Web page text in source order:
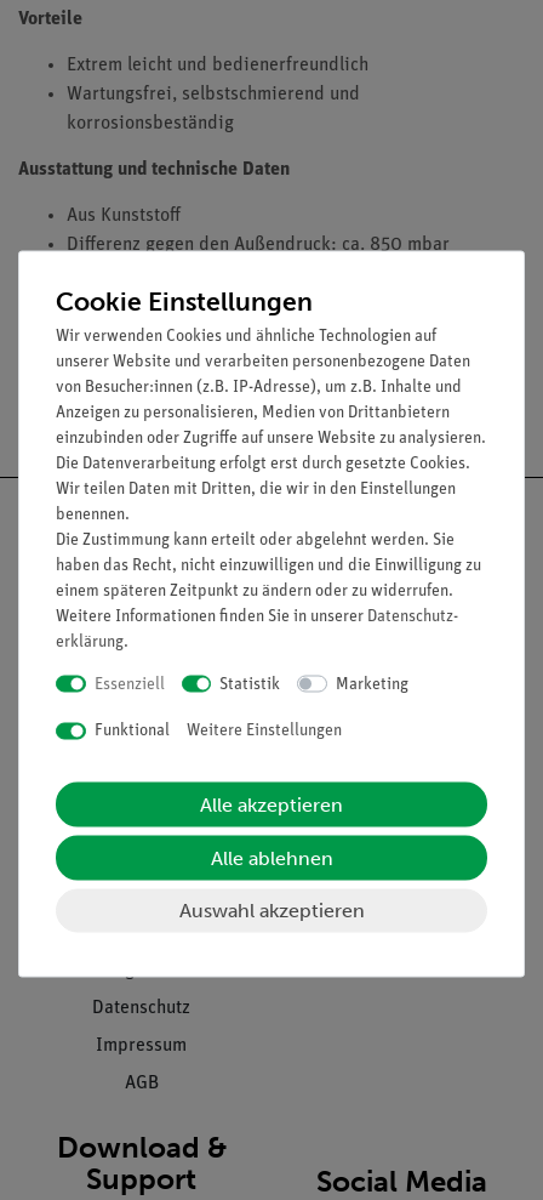
Vorteile
Extrem leicht und bedienerfreundlich
Wartungsfrei, selbstschmierend und
korrosionsbeständig
Ausstattung und technische Daten
Aus Kunststoff
Differenz gegen den Außendruck: ca. 850 mbar
Versandkostenfrei ab 300,- €
Nach oben
Informationen
Unternehmen
Projekte und Lösungen
Datenschutz
Impressum
AGB
Service
Übersicht Service
Beratung & Showroom
Inventarisierungs- &
Einräumservice
Inbetriebnahme & Schulungen
Download &
Support
Social Media
Cookie Einstellungen
Wir verwenden Cookies und ähnliche Technologien auf
unserer Website und verarbeiten personenbezogene Daten
von Besucher:innen (z.B. IP-Adresse), um z.B. Inhalte und
Anzeigen zu personalisieren, Medien von Drittanbietern
einzubinden oder Zugriffe auf unsere Website zu analysieren.
Die Datenverarbeitung erfolgt erst durch gesetzte Cookies.
Wir teilen Daten mit Dritten, die wir in den Einstellungen
benennen.
Die Zustimmung kann erteilt oder abgelehnt werden. Sie
haben das Recht, nicht einzuwilligen und die Einwilligung zu
einem späteren Zeitpunkt zu ändern oder zu widerrufen.
Weitere Informationen finden Sie in unserer Daten­schutz­
erklärung.
Essenziell Statistik Marketing
Funktional Weitere Einstellungen
Alle akzeptieren
Alle ablehnen
Auswahl akzeptieren